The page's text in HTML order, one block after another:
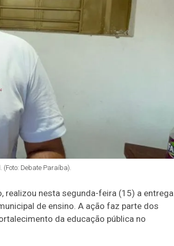
(Foto: Debate Paraíba).
realizou nesta segunda-feira (15) a entrega
de ensino. A ação faz parte dos
da educação pública no